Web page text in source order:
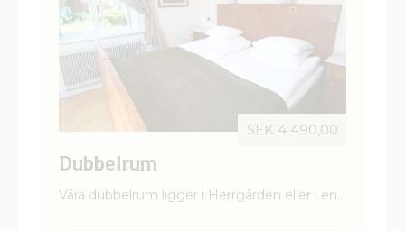
Dubbelrum
Våra dubbelrum ligger i Herrgården eller i en
SEK 4 490,00